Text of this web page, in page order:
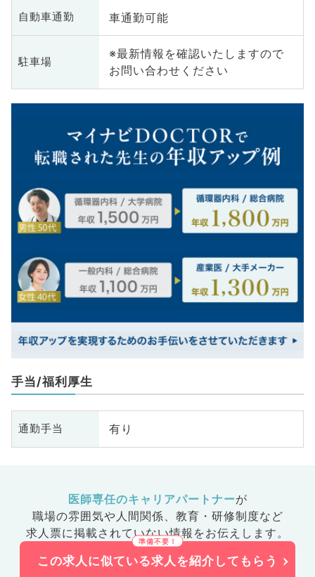
自動車通勤 車通勤可能
駐車場
※最新情報を確認いたしますので
お問い合わせください
手当/福利厚生
通勤手当 有り
医師専任のキャリアパートナーが
職場の雰囲気や人間関係、 教育・研修制度など
求人票に掲載されていない情報をお伝えします。
この求人に似ている求人を紹介してもらう